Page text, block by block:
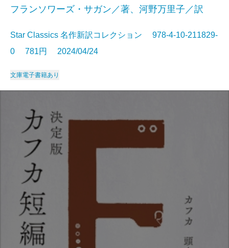
フランソワーズ・サガン／著、河野万里子／訳
Star Classics 名作新訳コレクション 978-4-10-211829-
0 781円 2024/04/24
文庫電子書籍あり